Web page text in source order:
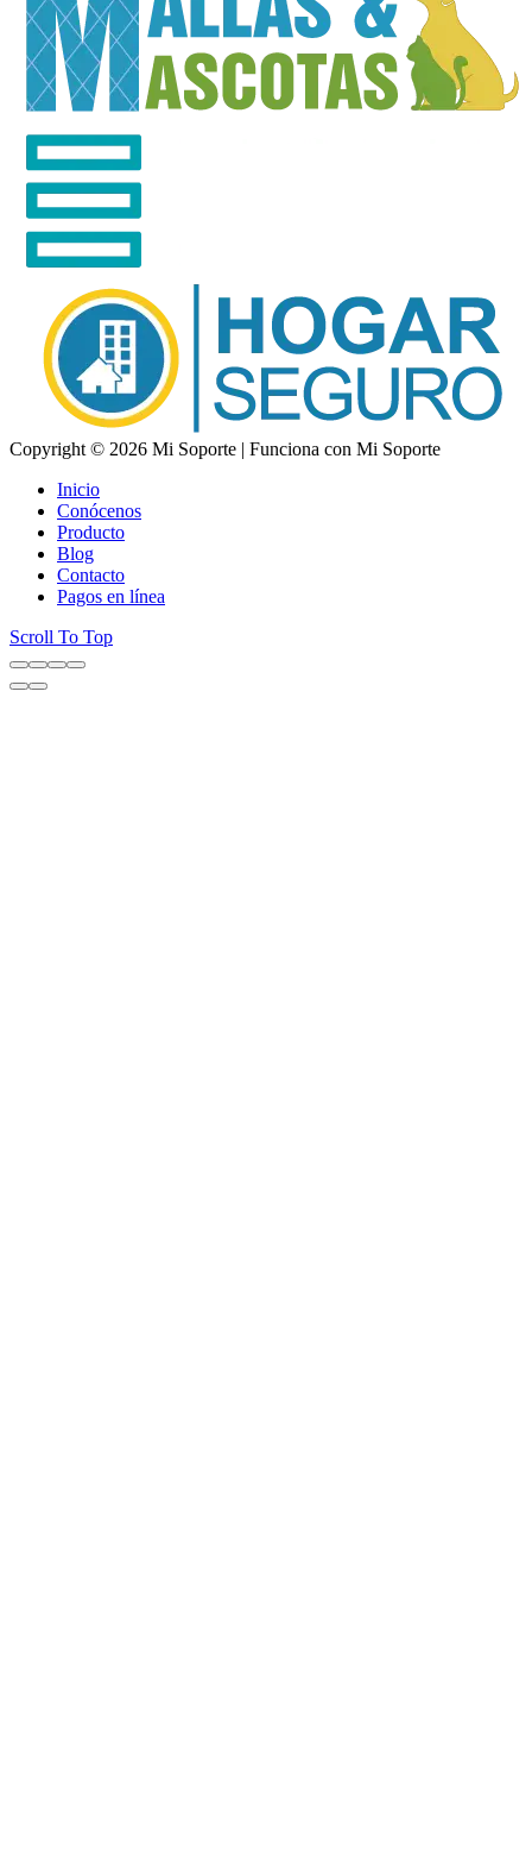
Copyright © 2026 Mi Soporte | Funciona con Mi Soporte
Inicio
Conócenos
Producto
Blog
Contacto
Pagos en línea
Scroll To Top